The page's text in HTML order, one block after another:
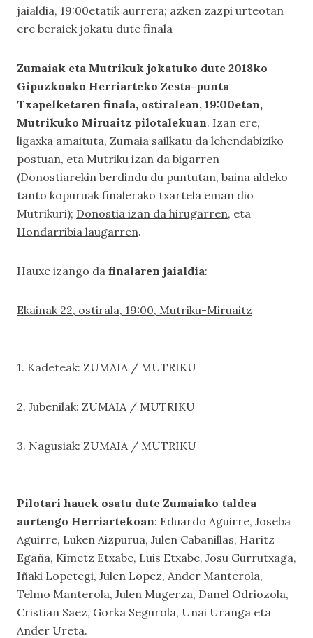
jaialdia, 19:00etatik aurrera; azken zazpi urteotan
ere beraiek jokatu dute finala
Zumaiak eta Mutrikuk jokatuko dute 2018ko
Gipuzkoako Herriarteko Zesta-punta
Txapelketaren finala, ostiralean, 19:00etan,
Mutrikuko Miruaitz pilotalekuan. Izan ere,
ligaxka amaituta, Zumaia sailkatu da lehendabiziko
postuan, eta Mutriku izan da bigarren
(Donostiarekin berdindu du puntutan, baina aldeko
tanto kopuruak finalerako txartela eman dio
Mutrikuri); Donostia izan da hirugarren, eta
Hondarribia laugarren.
Hauxe izango da finalaren jaialdia:
Ekainak 22, ostirala, 19:00, Mutriku-Miruaitz
1. Kadeteak: ZUMAIA / MUTRIKU
2. Jubenilak: ZUMAIA / MUTRIKU
3. Nagusiak: ZUMAIA / MUTRIKU
Pilotari hauek osatu dute Zumaiako taldea
aurtengo Herriartekoan: Eduardo Aguirre, Joseba
Aguirre, Luken Aizpurua, Julen Cabanillas, Haritz
Egaña, Kimetz Etxabe, Luis Etxabe, Josu Gurrutxaga,
Iñaki Lopetegi, Julen Lopez, Ander Manterola,
Telmo Manterola, Julen Mugerza, Danel Odriozola,
Cristian Saez, Gorka Segurola, Unai Uranga eta
Ander Ureta.